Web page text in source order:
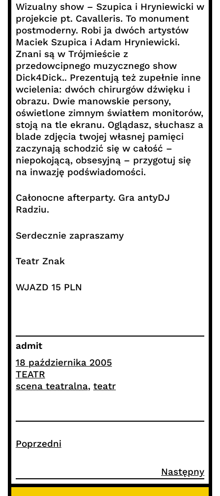
Wizualny show – Szupica i Hryniewicki w
projekcie pt. Cavalleris. To monument
postmoderny. Robi ja dwóch artystów
Maciek Szupica i Adam Hryniewicki.
Znani są w Trójmieście z
przedowcipnego muzycznego show
Dick4Dick.. Prezentują też zupełnie inne
wcielenia: dwóch chirurgów dźwięku i
obrazu. Dwie manowskie persony,
oświetlone zimnym światłem monitorów,
stoją na tle ekranu. Oglądasz, słuchasz a
blade zdjęcia twojej własnej pamięci
zaczynają schodzić się w całość –
niepokojącą, obsesyjną – przygotuj się
na inwazję podświadomości.
Całonocne afterparty. Gra antyDJ
Radziu.
Serdecznie zapraszamy
Teatr Znak
WJAZD 15 PLN
admit
18 października 2005
TEATR
scena teatralna, teatr
Poprzedni
Następny